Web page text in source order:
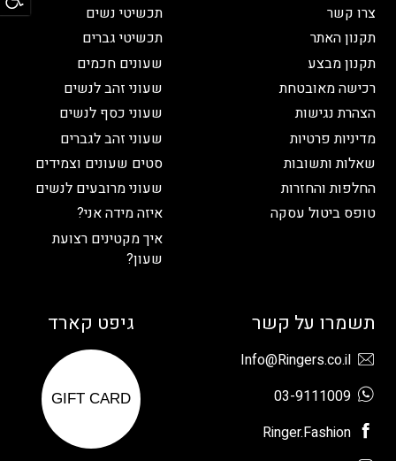
צרו קשר
תקנון האתר
תקנון מבצע
רכישה מאובטחת
הצהרת נגישות
מדיניות פרטיות
שאלות ותשובות
החלפות והחזרות
טופס ביטול עסקה
תכשיטי נשים
תכשיטי גברים
שעונים חכמים
שעוני זהב לנשים
שעוני כסף לנשים
שעוני זהב לגברים
סטים שעונים וצמידים
שעוני מרובעים לנשים
איזה מידה אני?
איך מקטינים רצועת
שעון?
תשמרו על קשר
Info@Ringers.co.il
03-9111009
Ringer.Fashion
גיפט קארד
GIFT CARD